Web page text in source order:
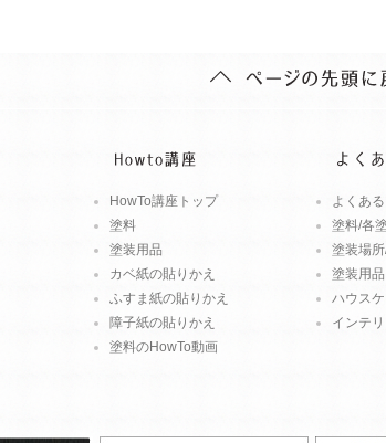
HowTo講座トップ
塗料
塗装用品
カベ紙の貼りかえ
ふすま紙の貼りかえ
障子紙の貼りかえ
塗料のHowTo動画
よくあ
塗料/各
塗装場
塗装用品
ハウス
インテ